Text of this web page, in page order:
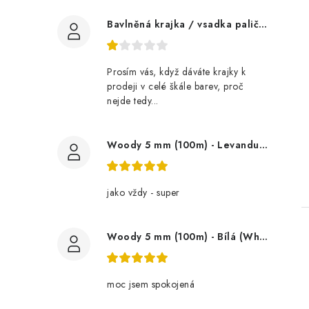
Bavlněná krajka / vsadka paličkovaná šíře 60 mm
Prosím vás, když dáváte krajky k
prodeji v celé škále barev, proč
nejde tedy...
Woody 5 mm (100m) - Levandule (Lavender)
jako vždy - super
Woody 5 mm (100m) - Bílá (White)
moc jsem spokojená